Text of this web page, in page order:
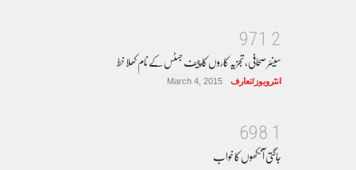
2
1
7
9
سینئر صحافی، تجزیہ کاروں کا چیف جسٹس کے نام کھلا خط
انٹرویوز/تعارف March 4, 2015
1
8
9
6
جاگتی آنکھوں کا خواب